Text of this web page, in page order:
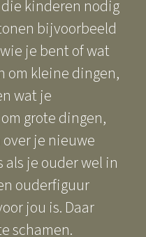
kinderen nodig
bijvoorbeeld
je bent of wat
om kleine dingen,
wat je
grote dingen,
je nieuwe
als je ouder wel in
ouderfiguur
jou is. Daar
schamen.